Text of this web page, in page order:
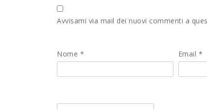
Avvisami via mail dei nuovi commenti a
Nome * Email *